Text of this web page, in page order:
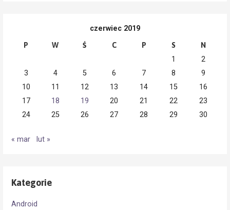
czerwiec 2019
P W Ś C P S N
1
2
3
4 5 6 7 8
9
10
11 12 13 14 15
16
17
18 19 20 21 22
23
24
25 26 27 28 29 30
« mar lut »
Kategorie
Android